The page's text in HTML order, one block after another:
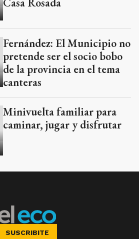
Casa Rosada
Fernández: El Municipio no
pretende ser el socio bobo
de la provincia en el tema
canteras
Minivuelta familiar para
caminar, jugar y disfrutar
SUSCRIBITE